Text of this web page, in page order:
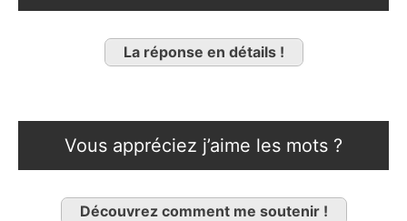
La réponse en détails !
Vous appréciez j’aime les mots ?
Découvrez comment me soutenir !